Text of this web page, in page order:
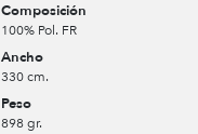
Composición
100% Pol. FR
Ancho
330 cm.
Peso
898 gr.